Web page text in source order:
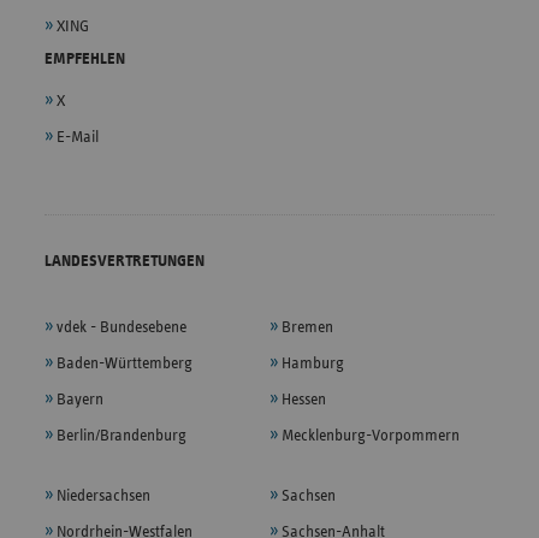
XING
EMPFEHLEN
X
E-Mail
LANDESVERTRETUNGEN
vdek - Bundesebene
Baden-Württemberg
Bayern
Berlin/Brandenburg
Bremen
Hamburg
Hessen
Mecklenburg-Vorpommern
Niedersachsen
Nordrhein-Westfalen
Sachsen
Sachsen-Anhalt